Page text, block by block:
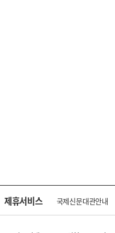
제휴서비스 국제신문대관안내